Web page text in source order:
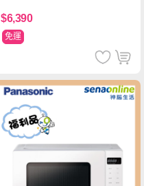
$6,390
免運